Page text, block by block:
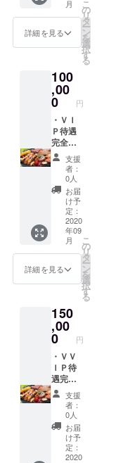
発生時
に期限
の延長
きま
す。
方法
（郵送
or ご来
欄にご
記入く
ださい *
限は
2022年
10月31
日、但
しコロ
ナの状
況等の
不測の
事態発
生時は
柔軟に
期限の
延長対
応させ
グアイ
ランド
グリ
つ *Ｔ
シャ
ツ、帽
子はご
来店時
にお渡
しまた
は、郵
送にて
送らせ
て頂き
ます。 *
ご支援
の際
に、ご
希望の
お渡し
方法
渡し）
を備考
欄にご
記入く
ださい *
有効期
限は
2022年
10月31
日、但
しコロ
ナの状
況等の
不測の
ギャン
グがご
支援者
様のだ
全プラ
イベー
トビー
チＢＢ
Ｑをご
提供致
しま
す。 人
数：2名
様分ま
でご用
意しま
所：沖
縄本島
中部
（後日
ご連絡
致しま
もの：
食事、
飲み
物、一
切のＢ
ＢＱ機
材。*Ｂ
ＢＱ調
理もご
支援者
様の為
に専属
で致し
ます。
月
詳細を見る
こ
の
リ
タ
ー
ン
を
選
択
す
る
100
,00
0 円
・ＶＩ
Ｐ待遇
完全プ
ライ
ベート
ビーチ
ＢＢＱ
ご招
待。
ビーチ
ギャン
グがご
支援者
様のだ
けの為
イベー
トビー
チＢＢ
Ｑをご
提供致
しま
す。 ★
宿泊ホ
テル⇔
ＢＢＱ
会場送
迎付き *
ご支援
の際に
支援
者：
0人
お届
け予
定：
2020
年09
月
詳細を見る
こ
の
リ
タ
ー
ン
を
選
択
す
る
150
,00
0 円
・ＶＶ
ＩＰ待
遇完全
プライ
ベート
ビーチ
ＢＢＱ
ご招
待。
ビーチ
支援
者：
0人
お届
け予
定：
2020